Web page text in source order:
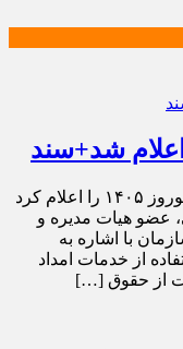
سازمان حمایت، نرخ خدمات امداد خودرو نوروز ۱۴۰۵ را اعلام کرد
عضو هیات مدیره و
با اشاره به
از خدمات امداد
از حقوق […]